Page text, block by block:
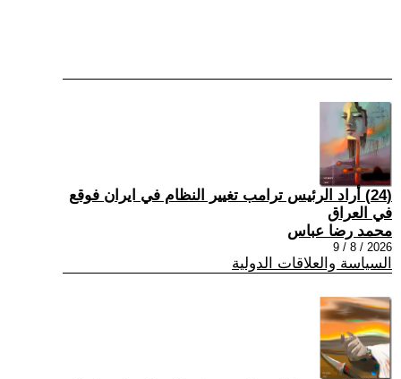
(24) أراد الرئيس ترامب تغيير النظام في ايران فوقع
في العراق
محمد رضا عباس
2026 / 8 / 9
السياسة والعلاقات الدولية